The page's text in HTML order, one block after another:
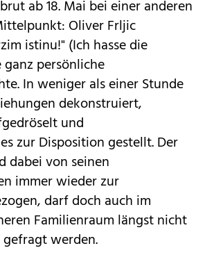
ab 18. Mai bei einer anderen
Oliver Frljic
istinu!" (Ich hasse die
persönliche
In weniger als einer Stunde
dekonstruiert,
und
zur Disposition gestellt. Der
dabei von seinen
immer wieder zur
darf doch auch im
Familienraum längst nicht
werden.